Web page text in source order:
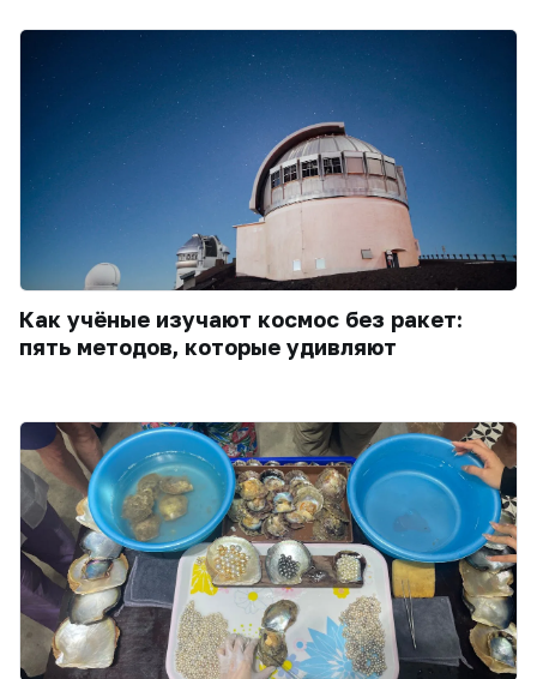
Как учёные изучают космос без ракет:
пять методов, которые удивляют